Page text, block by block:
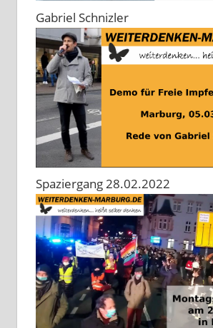
Gabriel Schnizler
Spaziergang 28.02.2022